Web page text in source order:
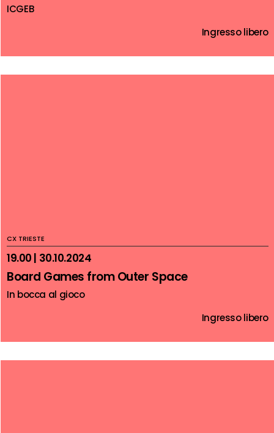
ICGEB
Ingresso libero
CX TRIESTE
19.00 | 30.10.2024
Board Games from Outer Space
In bocca al gioco
Ingresso libero